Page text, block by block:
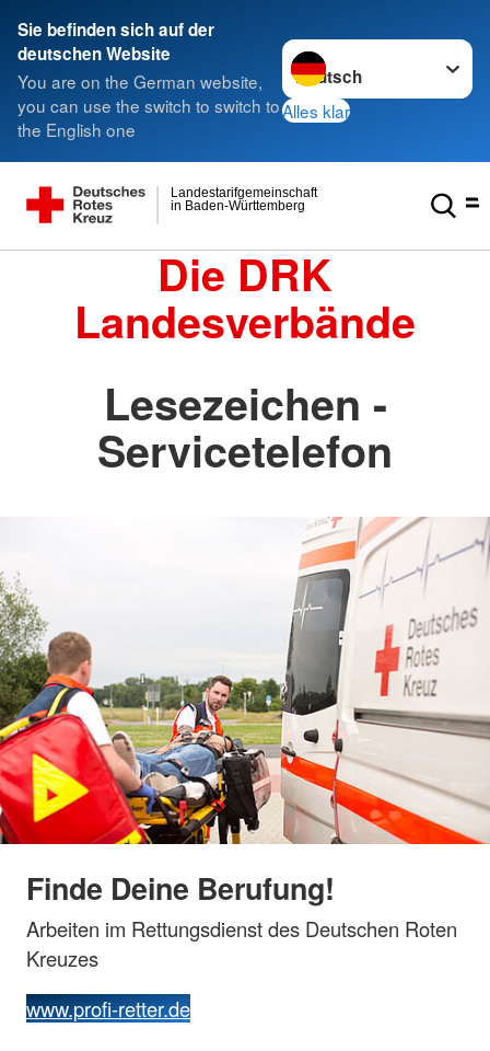
Sie befinden sich auf der
deutschen Website
You are on the German website,
you can use the switch to switch to
the English one
Sprache wechseln zu
Alles klar
in Baden-Württemberg
Landestarifgemeinschaft
Die DRK
Landesverbände
Lesezeichen -
Servicetelefon
Finde Deine Berufung!
Arbeiten im Rettungsdienst des Deutschen Roten
Kreuzes
www.profi-retter.de